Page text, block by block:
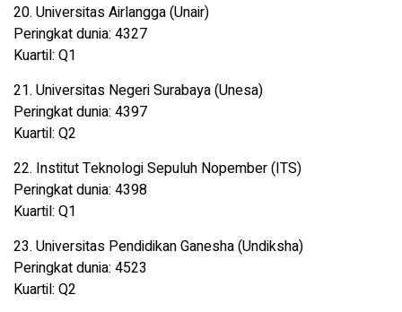
20. Universitas Airlangga (Unair)
Peringkat dunia: 4327
Kuartil: Q1
21. Universitas Negeri Surabaya (Unesa)
Peringkat dunia: 4397
Kuartil: Q2
22. Institut Teknologi Sepuluh Nopember (ITS)
Peringkat dunia: 4398
Kuartil: Q1
23. Universitas Pendidikan Ganesha (Undiksha)
Peringkat dunia: 4523
Kuartil: Q2